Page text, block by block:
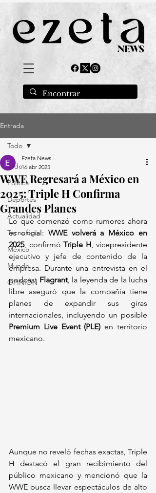
Entrada
Todo
Política
Deportes
Actualidad
Tecnología
México
Mundo
OPINIÓN
Todo
WWE Regresará a México en
2025: Triple H Confirma
Grandes Planes
Ezeta News
16 abr 2025
Lo que comenzó como rumores ahora
es oficial: WWE volverá a México en
2025, confirmó Triple H, vicepresidente
ejecutivo y jefe de contenido de la
empresa. Durante una entrevista en el
podcast Flagrant, la leyenda de la lucha
libre aseguró que la compañía tiene
planes de expandir sus giras
Premium Live Event (PLE) en territorio
mexicano.
Aunque no reveló fechas exactas, Triple
H destacó el gran recibimiento del
público mexicano y mencionó que la
WWE busca llevar espectáculos de alto